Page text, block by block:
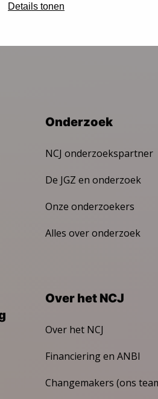
Details tonen
Onderzoek
NCJ onderzoekspartner
De JGZ en onderzoek
Onze onderzoekers
Alles over onderzoek
Over het NCJ
Over het NCJ
Financiering en ANBI
Changemakers (ons